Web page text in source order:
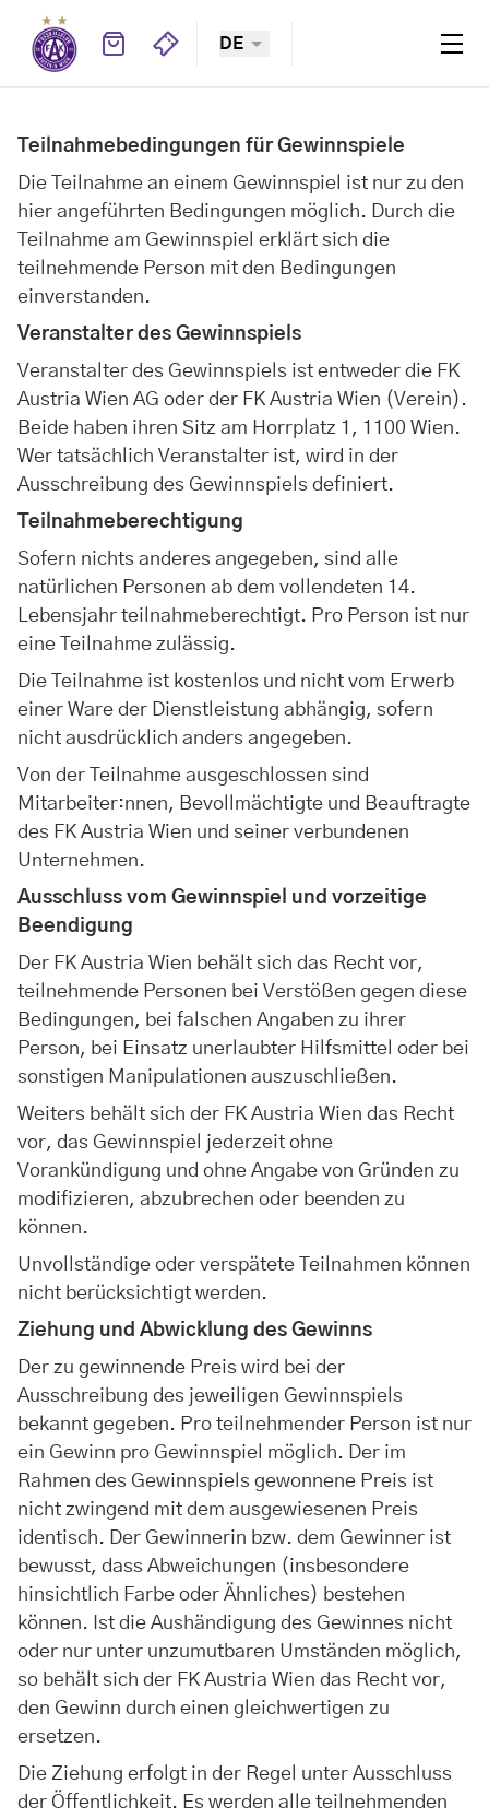
DE
Teilnahmebedingungen für Gewinnspiele
Die Teilnahme an einem Gewinnspiel ist nur zu den
hier angeführten Bedingungen möglich. Durch die
Teilnahme am Gewinnspiel erklärt sich die
teilnehmende Person mit den Bedingungen
einverstanden.
Veranstalter des Gewinnspiels
Veranstalter des Gewinnspiels ist entweder die FK
Austria Wien AG oder der FK Austria Wien (Verein).
Beide haben ihren Sitz am Horrplatz 1, 1100 Wien.
Wer tatsächlich Veranstalter ist, wird in der
Ausschreibung des Gewinnspiels definiert.
Teilnahmeberechtigung
Sofern nichts anderes angegeben, sind alle
natürlichen Personen ab dem vollendeten 14.
Lebensjahr teilnahmeberechtigt. Pro Person ist nur
eine Teilnahme zulässig.
Die Teilnahme ist kostenlos und nicht vom Erwerb
einer Ware der Dienstleistung abhängig, sofern
nicht ausdrücklich anders angegeben.
Von der Teilnahme ausgeschlossen sind
Mitarbeiter:nnen, Bevollmächtigte und Beauftragte
des FK Austria Wien und seiner verbundenen
Unternehmen.
Ausschluss vom Gewinnspiel und vorzeitige
Beendigung
Der FK Austria Wien behält sich das Recht vor,
teilnehmende Personen bei Verstößen gegen diese
Bedingungen, bei falschen Angaben zu ihrer
Person, bei Einsatz unerlaubter Hilfsmittel oder bei
sonstigen Manipulationen auszuschließen.
Weiters behält sich der FK Austria Wien das Recht
vor, das Gewinnspiel jederzeit ohne
Vorankündigung und ohne Angabe von Gründen zu
modifizieren, abzubrechen oder beenden zu
können.
Unvollständige oder verspätete Teilnahmen können
nicht berücksichtigt werden.
Ziehung und Abwicklung des Gewinns
Der zu gewinnende Preis wird bei der
Ausschreibung des jeweiligen Gewinnspiels
bekannt gegeben. Pro teilnehmender Person ist nur
ein Gewinn pro Gewinnspiel möglich. Der im
Rahmen des Gewinnspiels gewonnene Preis ist
nicht zwingend mit dem ausgewiesenen Preis
identisch. Der Gewinnerin bzw. dem Gewinner ist
bewusst, dass Abweichungen (insbesondere
hinsichtlich Farbe oder Ähnliches) bestehen
können. Ist die Aushändigung des Gewinnes nicht
oder nur unter unzumutbaren Umständen möglich,
so behält sich der FK Austria Wien das Recht vor,
den Gewinn durch einen gleichwertigen zu
ersetzen.
Die Ziehung erfolgt in der Regel unter Ausschluss
der Öffentlichkeit. Es werden alle teilnehmenden